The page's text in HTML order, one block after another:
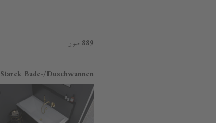
889 صور
Starck Bade-/Duschwannen